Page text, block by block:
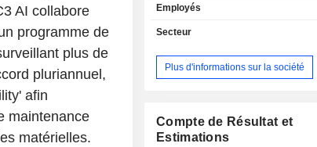
AI collabore
programme de
plus de
pluriannuel,
afin
maintenance
matérielles.
collectivement sous le nom de «
comprenant la plateforme C3
plateforme C3 Agentic AI, sa
base, est un environnement
de concevoir, développer et
applications d’IA d’entreprise de
Employés
Secteur
Plus d'informations sur la société
Compte de Résultat et
Estimations